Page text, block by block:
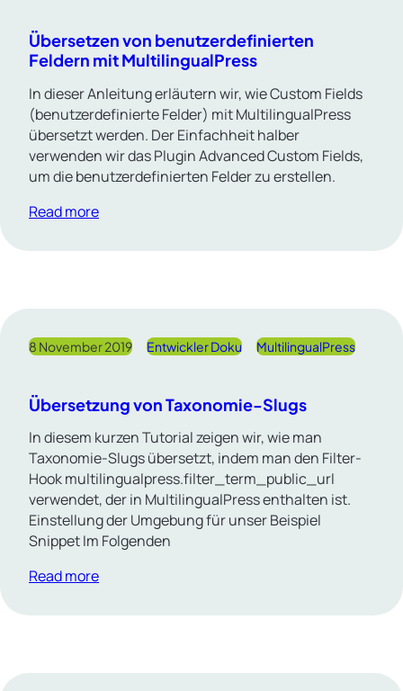
Übersetzen von benutzerdefinierten
Feldern mit MultilingualPress
In dieser Anleitung erläutern wir, wie Custom Fields
(benutzerdefinierte Felder) mit MultilingualPress
übersetzt werden. Der Einfachheit halber
verwenden wir das Plugin Advanced Custom Fields,
um die benutzerdefinierten Felder zu erstellen.
Read more
8 November 2019 Entwickler Doku MultilingualPress
Übersetzung von Taxonomie-Slugs
In diesem kurzen Tutorial zeigen wir, wie man
Taxonomie-Slugs übersetzt, indem man den Filter-
Hook multilingualpress.filter_term_public_url
verwendet, der in MultilingualPress enthalten ist.
Einstellung der Umgebung für unser Beispiel
Snippet Im Folgenden
Read more